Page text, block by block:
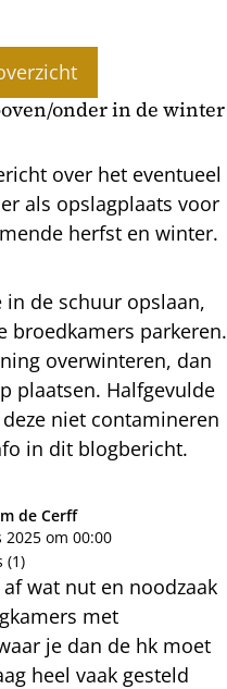
onder in de winter
over het eventueel
als opslagplaats voor
herfst en winter.
in de schuur opslaan,
broedkamers parkeren.
overwinteren, dan
plaatsen. Halfgevulde
niet contamineren
in dit blogbericht.
de Cerff
2025 om 00:00
(1)
wat nut en noodzaak
met
je dan de hk moet
heel vaak gesteld